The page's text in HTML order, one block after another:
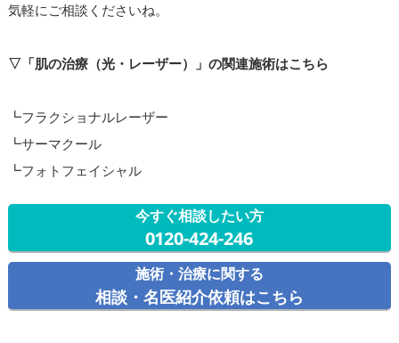
気軽にご相談くださいね。
▽「肌の治療（光・レーザー）」の関連施術はこちら
┗フラクショナルレーザー
┗サーマクール
┗フォトフェイシャル
今すぐ相談したい方
0120-424-246
施術・治療に関する
相談・名医紹介依頼はこちら